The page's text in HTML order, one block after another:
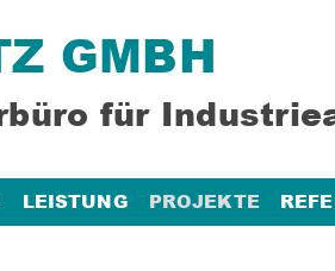
GMBH
für
LEISTUNG PROJEKTE